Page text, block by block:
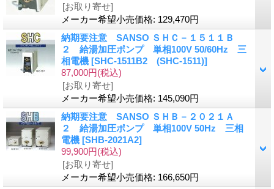
[お取り寄せ]
メーカー希望小売価格: 129,470円
納期要注意 SANSO ＳＨＣ－１５１１Ｂ
２ 給湯加圧ポンプ 単相100V 50/60Hz 三
相電機 [SHC-1511B2 (SHC-1511)]
87,000円(税込)
[お取り寄せ]
メーカー希望小売価格: 145,090円
納期要注意 SANSO ＳＨＢ－２０２１Ａ
２ 給湯加圧ポンプ 単相100V 50Hz 三相
電機 [SHB-2021A2]
99,900円(税込)
[お取り寄せ]
メーカー希望小売価格: 166,650円